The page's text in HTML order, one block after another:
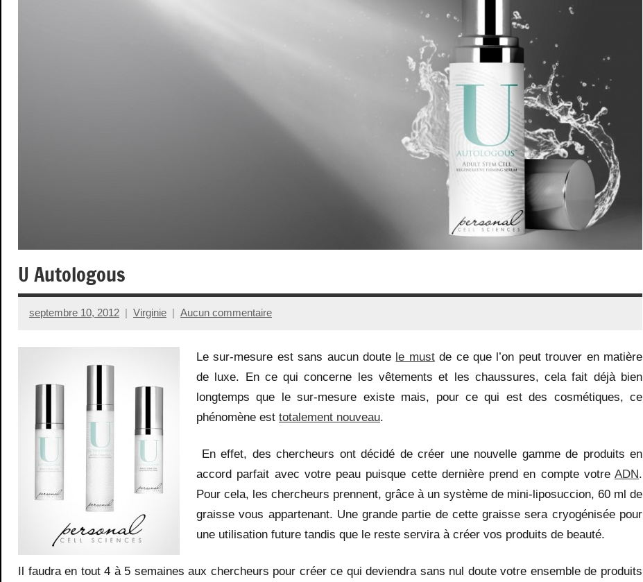
U Autologous
septembre 10, 2012 Virginie Aucun commentaire
Le sur-mesure est sans aucun doute le mustde ce que l’on peut trouver en matière
de luxe. En ce qui concerne les vêtements et les chaussures, cela fait déjà bien
longtemps que le sur-mesure existe mais, pour ce qui est des cosmétiques, ce
phénomène est totalement nouveau.
En effet, des chercheurs ont décidé de créer une nouvelle gamme de produits en
accord parfait avec votre peau puisque cette dernière prend en compte votre ADN.
Pour cela, les chercheurs prennent, grâce à un système de mini-liposuccion, 60 ml de
graisse vous appartenant. Une grande partie de cette graisse sera cryogénisée pour
une utilisation future tandis que le reste servira à créer vos produits de beauté.
Il faudra en tout 4 à 5 semaines aux chercheurs pour créer ce qui deviendra sans nul doute votre ensemble de produits